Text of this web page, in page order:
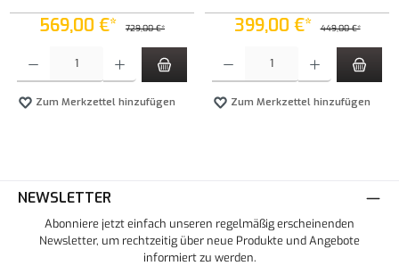
569,00 €* 729,00 €*
Zum Merkzettel hinzufügen
399,00 €* 449,00 €*
Zum Merkzettel hinzufügen
NEWSLETTER
Abonniere jetzt einfach unseren regelmäßig erscheinenden
Newsletter, um rechtzeitig über neue Produkte und Angebote
informiert zu werden.